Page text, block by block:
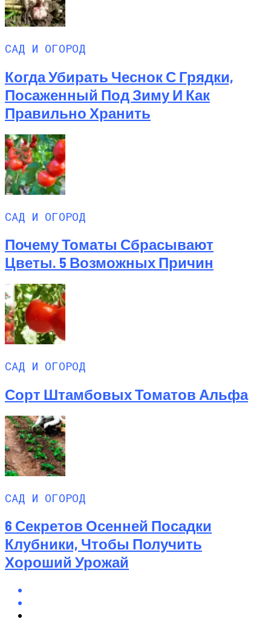
САД И ОГОРОД
Когда Убирать Чеснок С Грядки,
Посаженный Под Зиму И Как
Правильно Хранить
САД И ОГОРОД
Почему Томаты Сбрасывают
Цветы. 5 Возможных Причин
САД И ОГОРОД
Сорт Штамбовых Томатов Альфа
САД И ОГОРОД
6 Секретов Осенней Посадки
Клубники, Чтобы Получить
Хороший Урожай